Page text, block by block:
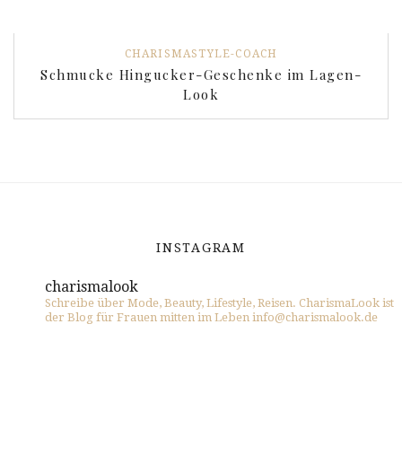
CHARISMASTYLE-COACH
Schmucke Hingucker-Geschenke im Lagen-
Look
INSTAGRAM
charismalook
Schreibe über Mode, Beauty, Lifestyle, Reisen. CharismaLook ist
der Blog für Frauen mitten im Leben info@charismalook.de